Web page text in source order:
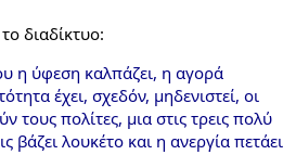
διαδίκτυο:
η ύφεση καλπάζει, η αγορά
έχει, σχεδόν, μηδενιστεί, οι
τους πολίτες, μια στις τρεις πολύ
βάζει λουκέτο και η ανεργία πετάει